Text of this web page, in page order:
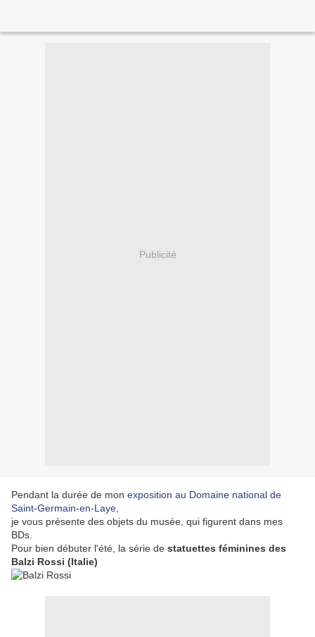
Publicité
Pendant la durée de mon exposition au Domaine national de
Saint-Germain-en-Laye
je vous présente des objets du musée, qui figurent dans mes
BDs.
Pour bien débuter l'été, la série de statuettes féminines des
Balzi Rossi (Italie)